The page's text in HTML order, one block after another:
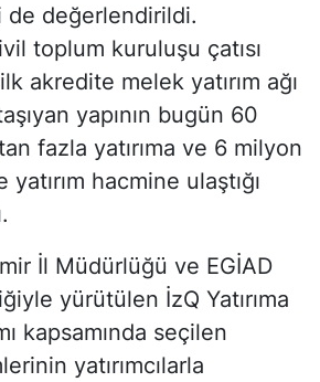
de değerlendirildi.
toplum kuruluşu çatısı
akredite melek yatırım ağı
yapının bugün 60
fazla yatırıma ve 6 milyon
hacmine ulaştığı
İl Müdürlüğü ve EGİAD
yürütülen İzQ Yatırıma
kapsamında seçilen
yatırımcılarla